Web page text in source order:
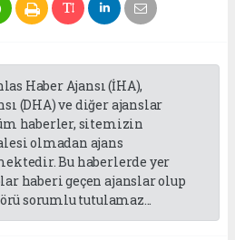
Haber Ajansı (İHA),
(DHA) ve diğer ajanslar
haberler, sitemizin
olmadan ajans
Bu haberlerde yer
haberi geçen ajanslar olup
sorumlu tutulamaz...